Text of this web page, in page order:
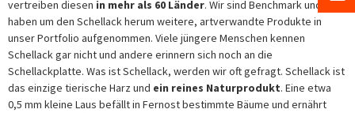
vertreiben diesen in mehr als 60 Länder. Wir sind Benchmark und
haben um den Schellack herum weitere, artverwandte Produkte in
unser Portfolio aufgenommen. Viele jüngere Menschen kennen
Schellack gar nicht und andere erinnern sich noch an die
Schellackplatte. Was ist Schellack, werden wir oft gefragt. Schellack ist
das einzige tierische Harz und ein reines Naturprodukt. Eine etwa
0,5 mm kleine Laus befällt in Fernost bestimmte Bäume und ernährt